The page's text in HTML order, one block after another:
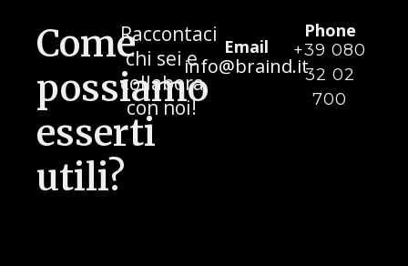
Come
possiamo
esserti
utili?
Raccontaci
chi sei e
collabora
con noi!
Email
info@braind.it
Phone
+39 080
32 02
700